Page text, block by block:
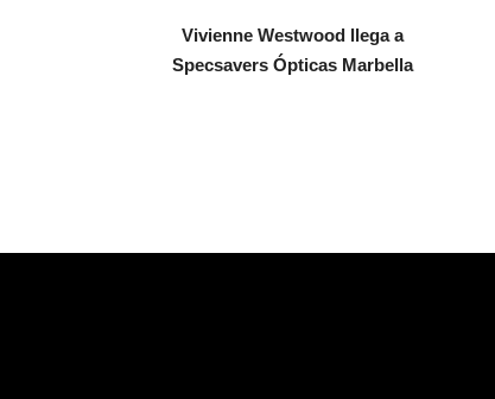
Vivienne Westwood llega a
Specsavers Ópticas Marbella